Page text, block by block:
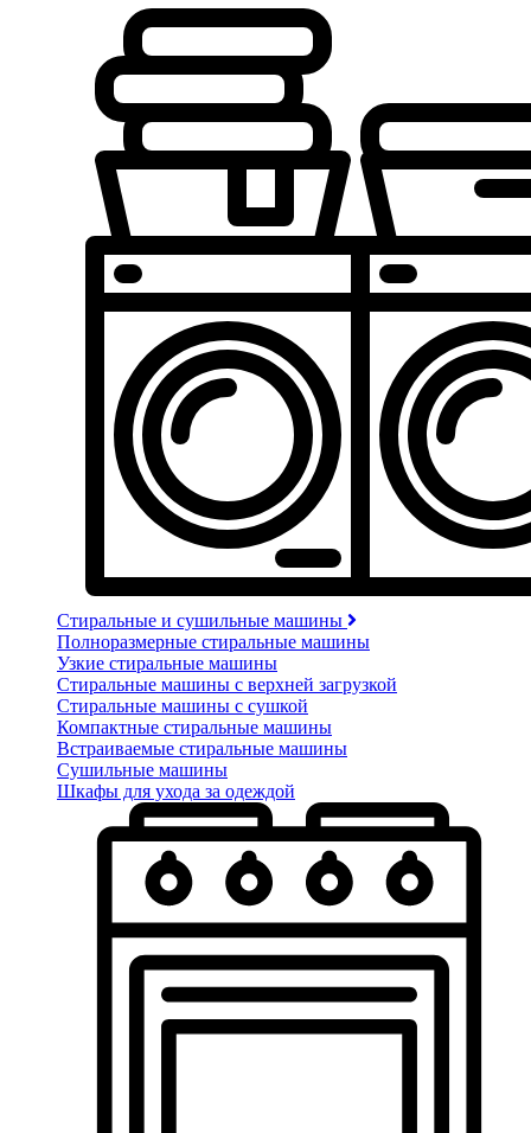
Стиральные и сушильные машины
Полноразмерные стиральные машины
Узкие стиральные машины
Стиральные машины с верхней загрузкой
Стиральные машины с сушкой
Компактные стиральные машины
Встраиваемые стиральные машины
Сушильные машины
Шкафы для ухода за одеждой